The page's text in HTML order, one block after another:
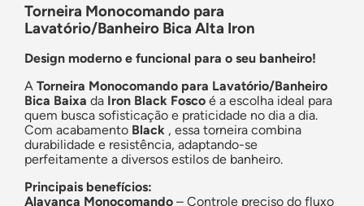
Torneira Monocomando para
Lavatório/Banheiro Bica Alta Iron
Design moderno e funcional para o seu banheiro!
A Torneira Monocomando para Lavatório/Banheiro
Bica Baixa da Iron Black Fosco é a escolha ideal para
quem busca sofisticação e praticidade no dia a dia.
Com acabamento Black , essa torneira combina
durabilidade e resistência, adaptando-se
perfeitamente a diversos estilos de banheiro.
Principais benefícios:
Alavanca Monocomando – Controle preciso do fluxo